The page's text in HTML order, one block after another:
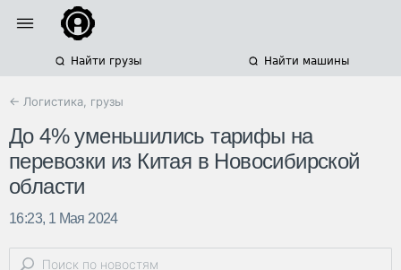
Найти грузы Найти машины
← Логистика, грузы
До 4% уменьшились тарифы на
перевозки из Китая в Новосибирской
области
16:23, 1 Мая 2024